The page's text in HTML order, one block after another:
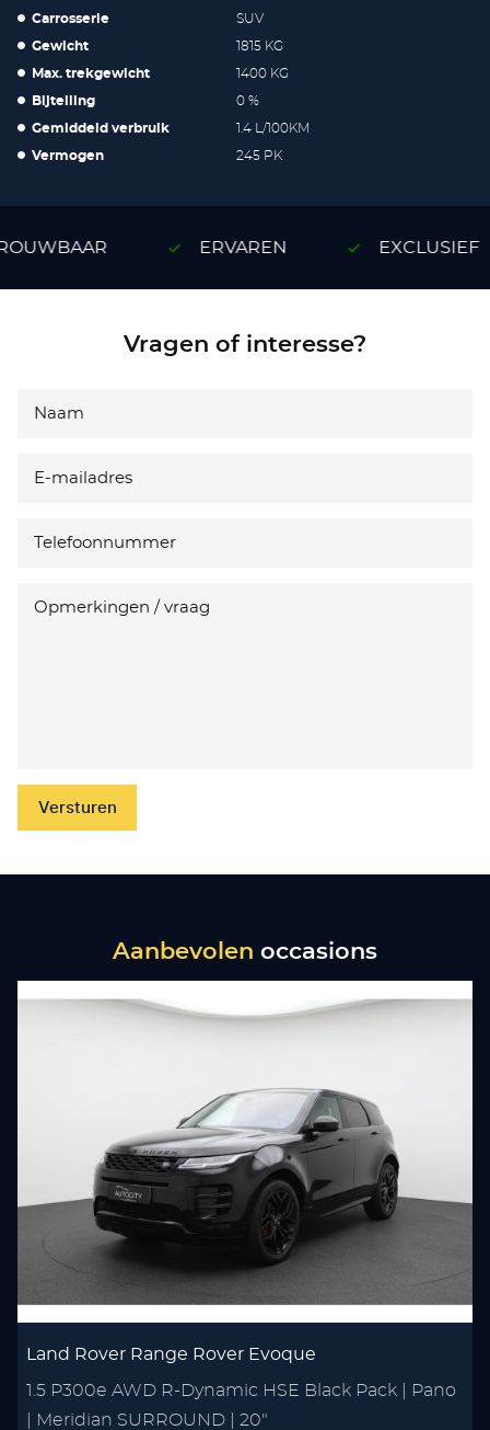
Carrosserie SUV
Gewicht 1815 KG
Max. trekgewicht 1400 KG
Bijtelling 0 %
Gemiddeld verbruik 1.4 L/100KM
Vermogen 245 PK
ERVAREN EXCLUSIEF
Vragen of interesse?
Versturen
Aanbevolen occasions
Land Rover Range Rover Evoque
1.5 P300e AWD R-Dynamic HSE Black Pack | Pano
| Meridian SURROUND | 20"